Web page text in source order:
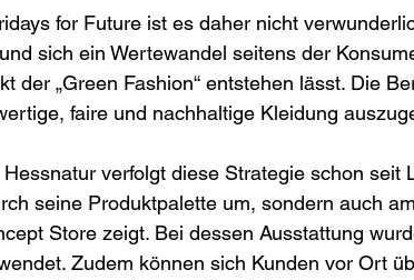
for Future ist es daher nicht
sich ein Wertewandel seitens der
der „Green Fashion“ entstehen lässt. Die
faire und nachhaltige Kleidung
verfolgt diese Strategie schon seit
seine Produktpalette um, sondern auch
Store zeigt. Bei dessen Ausstattung
Zudem können sich Kunden vor Ort